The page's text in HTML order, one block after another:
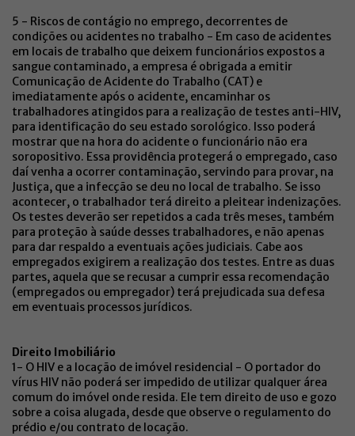
5 - Riscos de contágio no emprego, decorrentes de
condições ou acidentes no trabalho - Em caso de acidentes
em locais de trabalho que deixem funcionários expostos a
sangue contaminado, a empresa é obrigada a emitir
Comunicação de Acidente do Trabalho (CAT) e
imediatamente após o acidente, encaminhar os
trabalhadores atingidos para a realização de testes anti-HIV,
para identificação do seu estado sorológico. Isso poderá
mostrar que na hora do acidente o funcionário não era
soropositivo. Essa providência protegerá o empregado, caso
daí venha a ocorrer contaminação, servindo para provar, na
Justiça, que a infecção se deu no local de trabalho. Se isso
acontecer, o trabalhador terá direito a pleitear indenizações.
Os testes deverão ser repetidos a cada três meses, também
para proteção à saúde desses trabalhadores, e não apenas
para dar respaldo a eventuais ações judiciais. Cabe aos
empregados exigirem a realização dos testes. Entre as duas
partes, aquela que se recusar a cumprir essa recomendação
(empregados ou empregador) terá prejudicada sua defesa
em eventuais processos jurídicos.
Direito Imobiliário
1- O HIV e a locação de imóvel residencial - O portador do
vírus HIV não poderá ser impedido de utilizar qualquer área
comum do imóvel onde resida. Ele tem direito de uso e gozo
sobre a coisa alugada, desde que observe o regulamento do
prédio e/ou contrato de locação.